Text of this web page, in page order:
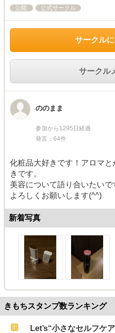
公開 公式サークル
サークル
サークル
ののまま
参加から1295日経過
発言：64件
化粧品大好きです！アロマ
きです。
美容について語り合いたいで
よろしくお願いします(^^)
新着写真
きもちスタンプ数ランキング
Let’s“小さなセルフケ